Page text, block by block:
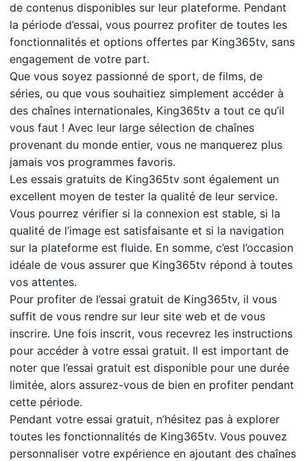
de contenus disponibles sur leur plateforme. Pendant
la période d’essai, vous pourrez profiter de toutes les
fonctionnalités et options offertes par King365tv, sans
engagement de votre part.
Que vous soyez passionné de sport, de films, de
séries, ou que vous souhaitiez simplement accéder à
des chaînes internationales, King365tv a tout ce qu’il
vous faut ! Avec leur large sélection de chaînes
provenant du monde entier, vous ne manquerez plus
jamais vos programmes favoris.
Les essais gratuits de King365tv sont également un
excellent moyen de tester la qualité de leur service.
Vous pourrez vérifier si la connexion est stable, si la
qualité de l’image est satisfaisante et si la navigation
sur la plateforme est fluide. En somme, c’est l’occasion
idéale de vous assurer que King365tv répond à toutes
vos attentes.
Pour profiter de l’essai gratuit de King365tv, il vous
suffit de vous rendre sur leur site web et de vous
inscrire. Une fois inscrit, vous recevrez les instructions
pour accéder à votre essai gratuit. Il est important de
noter que l’essai gratuit est disponible pour une durée
limitée, alors assurez-vous de bien en profiter pendant
cette période.
Pendant votre essai gratuit, n’hésitez pas à explorer
toutes les fonctionnalités de King365tv. Vous pouvez
personnaliser votre expérience en ajoutant des chaînes